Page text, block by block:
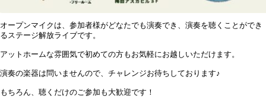
オープンマイクは、参加者様がどなたでも演奏でき、演奏を聴くことができ
るステージ解放ライブです。
アットホームな雰囲気で初めての方もお気軽にお越しいただけます。
演奏の楽器は問いませんので、チャレンジお待ちしております♪
もちろん、聴くだけのご参加も大歓迎です！